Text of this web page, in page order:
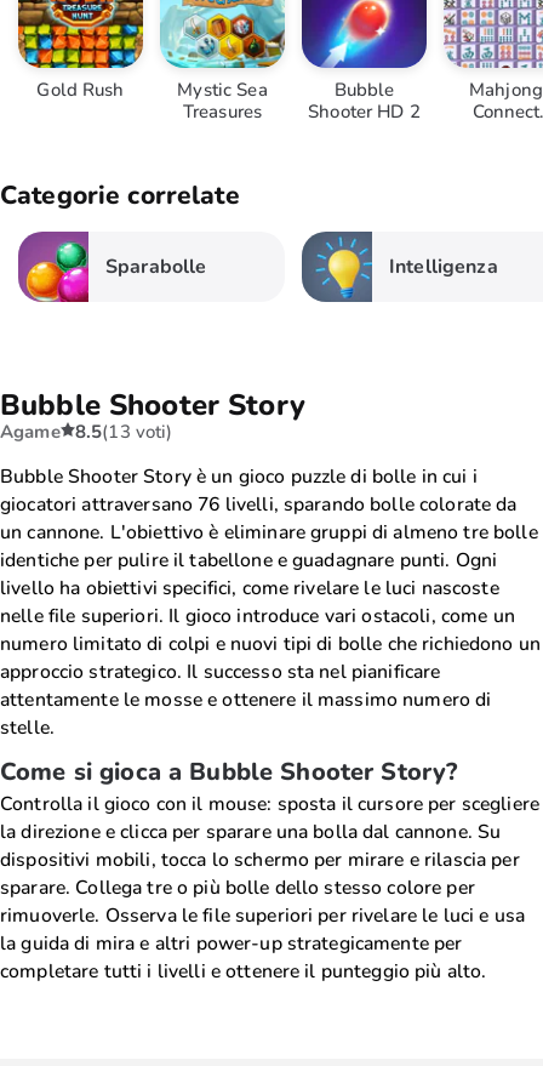
Gold Rush
Mystic Sea
Treasures
Bubble
Shooter HD 2
Mahjong
Connect
Categorie correlate
Sparabolle Intelligenza
Bubble Shooter Story
Agame 8.5(13 voti)
Bubble Shooter Story è un gioco puzzle di bolle in cui i
giocatori attraversano 76 livelli, sparando bolle colorate da
un cannone. L'obiettivo è eliminare gruppi di almeno tre bolle
identiche per pulire il tabellone e guadagnare punti. Ogni
livello ha obiettivi specifici, come rivelare le luci nascoste
nelle file superiori. Il gioco introduce vari ostacoli, come un
numero limitato di colpi e nuovi tipi di bolle che richiedono un
approccio strategico. Il successo sta nel pianificare
attentamente le mosse e ottenere il massimo numero di
stelle.
Come si gioca a Bubble Shooter Story?
Controlla il gioco con il mouse: sposta il cursore per scegliere
la direzione e clicca per sparare una bolla dal cannone. Su
dispositivi mobili, tocca lo schermo per mirare e rilascia per
sparare. Collega tre o più bolle dello stesso colore per
rimuoverle. Osserva le file superiori per rivelare le luci e usa
la guida di mira e altri power-up strategicamente per
completare tutti i livelli e ottenere il punteggio più alto.